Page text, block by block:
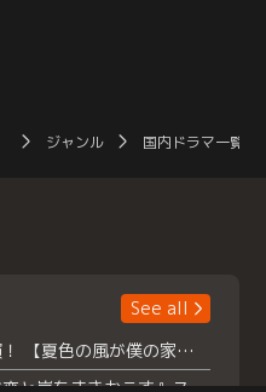
ジャンル 国内ドラマ一覧（
See all
浮所飛貴主演！ 【夏色の風が僕の家にやってきた】 本日よりテラサで独占配信スタート！